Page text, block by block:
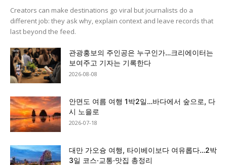
Creators can make destinations go viral but journalists do a
different job: they ask why, explain context and leave records that
last beyond the feed.
관광홍보의 주인공은 누구인가…크리에이터는
보여주고 기자는 기록한다
2026-08-08
안면도 여름 여행 1박2일…바다에서 숲으로, 다
시 노을로
2026-07-18
대만 가오슝 여행, 타이베이보다 여유롭다…2박
3일 코스·교통·맛집 총정리